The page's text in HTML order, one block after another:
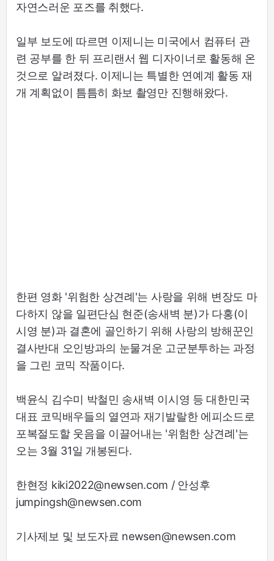
자연스러운 포즈를 취했다.
일부 보도에 따르면 이제니는 미국에서 컴퓨터 관
련 공부를 한 뒤 프리랜서 웹 디자이너로 활동해 온
것으로 알려졌다. 이제니는 특별한 연예계 활동 재
개 계획없이 틈틈히 화보 촬영만 진행해왔다.
한편 영화 '위험한 상견례'는 사랑을 위해 변장도 마
다하지 않을 일편단심 현준(송새벽 분)가 다홍(이
시영 분)과 결혼에 골인하기 위해 사랑의 방해꾼인
결사반대 오인방과의 눈물겨운 고군분투하는 과정
을 그린 코믹 작품이다.
백윤식 김수미 박철민 송새벽 이시영 등 대한민국
대표 코믹배우들의 열연과 재기발랄한 에피소드로
포복절도할 웃음을 이끌어내는 '위험한 상견례'는
오는 3월 31일 개봉된다.
한현정 kiki2022@newsen.com / 안성후
jumpingsh@newsen.com
기사제보 및 보도자료 newsen@newsen.com